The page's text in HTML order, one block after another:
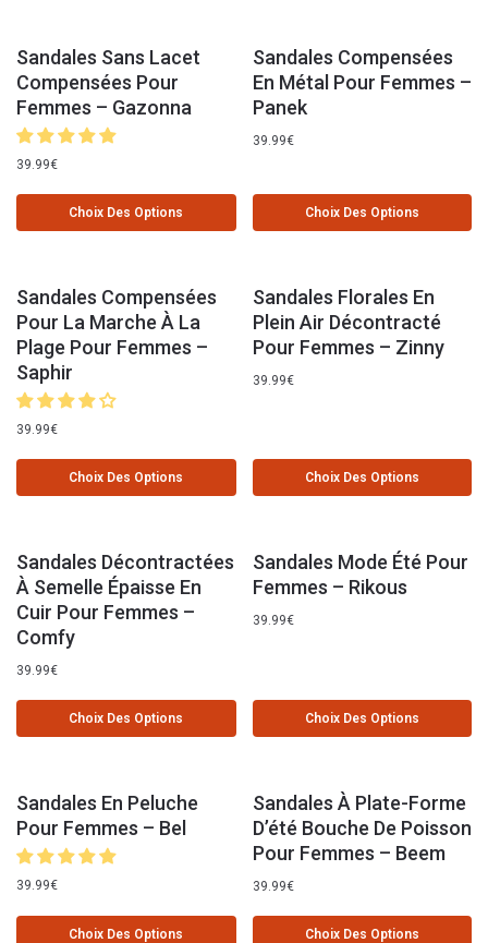
Sandales Sans Lacet
Compensées Pour
Femmes – Gazonna
39.99€
Choix Des Options
Sandales Compensées
En Métal Pour Femmes –
Panek
39.99€
Choix Des Options
Sandales Compensées
Pour La Marche À La
Plage Pour Femmes –
Saphir
39.99€
Choix Des Options
Sandales Florales En
Plein Air Décontracté
Pour Femmes – Zinny
39.99€
Choix Des Options
Sandales Décontractées
À Semelle Épaisse En
Cuir Pour Femmes –
Comfy
39.99€
Choix Des Options
Sandales Mode Été Pour
Femmes – Rikous
39.99€
Choix Des Options
Sandales En Peluche
Pour Femmes – Bel
39.99€
Choix Des Options
Sandales À Plate-Forme
D’été Bouche De Poisson
Pour Femmes – Beem
39.99€
Choix Des Options